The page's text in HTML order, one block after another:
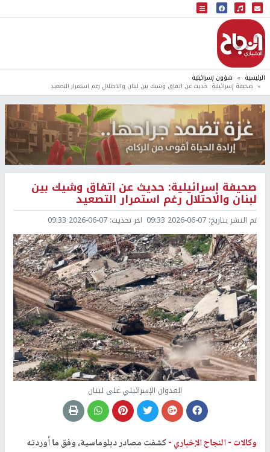
البث المباشر
إذاعة النجاح
الرئيسية شؤون إسرائيلية
صحيفة إسرائيلية: حديث عن اتفاق وشيك بين لبنان والاحتلال رغم استمرار التصعيد
صحيفة إسرائيلية: حديث عن اتفاق وشيك بين
لبنان والاحتلال رغم استمرار التصعيد
تم النشر بتاريخ: 2026-06-07 09:33 اخر تحديث: 2026-06-07 09:33
العدوان الإسرائيلي على لبنان
وكالات -النجاح الإخباري -كشفت مصادر دبلوماسية، وفق ما أوردته